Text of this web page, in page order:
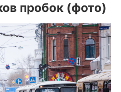
пробок (фото)